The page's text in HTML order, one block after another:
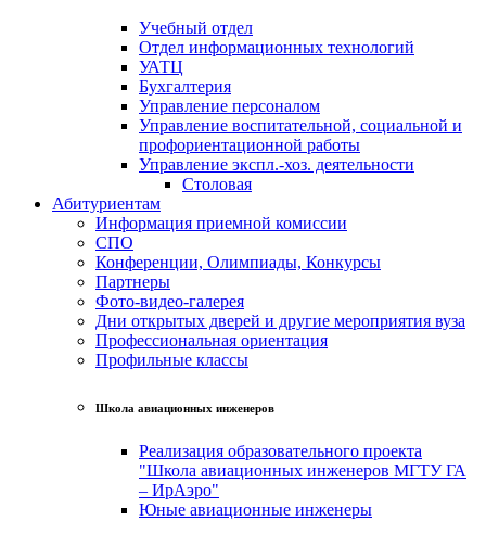
Учебный отдел
Отдел информационных технологий
УАТЦ
Бухгалтерия
Управление персоналом
Управление воспитательной, социальной и
профориентационной работы
Управление экспл.-хоз. деятельности
Столовая
Абитуриентам
Информация приемной комиссии
СПО
Конференции, Олимпиады, Конкурсы
Партнеры
Фото-видео-галерея
Дни открытых дверей и другие мероприятия вуза
Профессиональная ориентация
Профильные классы
Школа авиационных инженеров
Реализация образовательного проекта
"Школа авиационных инженеров МГТУ ГА
– ИрАэро"
Юные авиационные инженеры